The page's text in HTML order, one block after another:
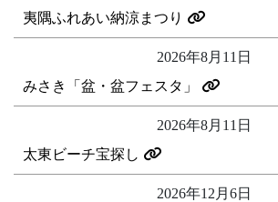
夷隅ふれあい納涼まつり
2026年8月11日
みさき「盆・盆フェスタ」
2026年8月11日
太東ビーチ宝探し
2026年12月6日